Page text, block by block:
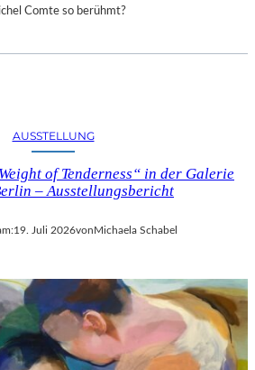
Comte so berühmt?
AUSSTELLUNG
of Tenderness“ in der Galerie
– Ausstellungsbericht
19. Juli 2026von Michaela Schabel